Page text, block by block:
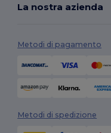
La nostra azienda
Metodi di pagamento
Metodi di spedizione